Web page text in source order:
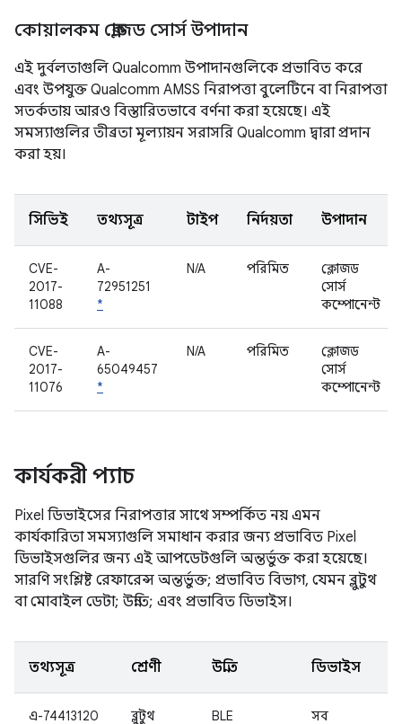
কোয়ালকম ক্লোজড সোর্স উপাদান
এই দুর্বলতাগুলি Qualcomm উপাদানগুলিকে প্রভাবিত করে
এবং উপযুক্ত Qualcomm AMSS নিরাপত্তা বুলেটিনে বা নিরাপত্তা
সতর্কতায় আরও বিস্তারিতভাবে বর্ণনা করা হয়েছে। এই
সমস্যাগুলির তীব্রতা মূল্যায়ন সরাসরি Qualcomm দ্বারা প্রদান
করা হয়।
সিভিই তথ্যসূত্র টাইপ নির্দয়তা উপাদান
CVE-
2017-
11088
A-
72951251
*
N/A পরিমিত
ক্লোজড
সোর্স
কম্পোনেন্ট
CVE-
2017-
11076
A-
65049457
*
N/A পরিমিত
ক্লোজড
সোর্স
কম্পোনেন্ট
কার্যকরী প্যাচ
Pixel ডিভাইসের নিরাপত্তার সাথে সম্পর্কিত নয় এমন
কার্যকারিতা সমস্যাগুলি সমাধান করার জন্য প্রভাবিত Pixel
ডিভাইসগুলির জন্য এই আপডেটগুলি অন্তর্ভুক্ত করা হয়েছে।
সারণি সংশ্লিষ্ট রেফারেন্স অন্তর্ভুক্ত; প্রভাবিত বিভাগ, যেমন ব্লুটুথ
বা মোবাইল ডেটা; উন্নতি; এবং প্রভাবিত ডিভাইস।
তথ্যসূত্র শ্রেণী উন্নতি ডিভাইস
এ-74413120 ব্লুটুথ BLE সব